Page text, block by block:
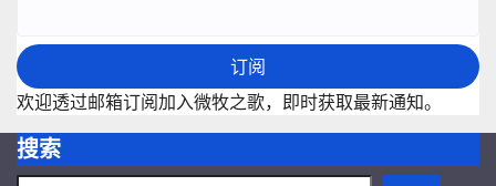
订阅
欢迎透过邮箱订阅加入微牧之歌，即时获取最新通知。
搜索